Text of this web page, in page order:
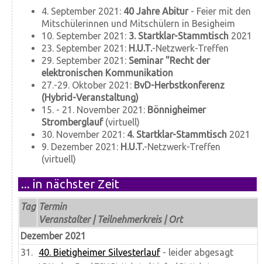
4. September 2021: 40 Jahre Abitur - Feier mit den
Mitschülerinnen und Mitschülern in Besigheim
10. September 2021: 3. Startklar-Stammtisch 2021
23. September 2021: H.U.T.-Netzwerk-Treffen
29. September 2021: Seminar "Recht der
elektronischen Kommunikation
27.-29. Oktober 2021: BvD-Herbstkonferenz
(Hybrid-Veranstaltung)
15. - 21. November 2021: Bönnigheimer
Stromberglauf(virtuell)
30. November 2021: 4. Startklar-Stammtisch 2021
9. Dezember 2021: H.U.T.-Netzwerk-Treffen
(virtuell)
... in nächster Zeit
Tag Termin
Veranstalter | Teilnehmerkreis | Ort
Dezember 2021
31.
40. Bietigheimer Silvesterlauf - leider abgesagt